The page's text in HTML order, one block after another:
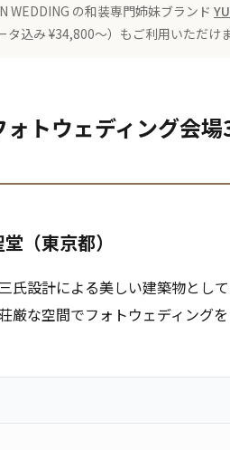
WEDDING の和装専門姉妹ブランド
タ込み ¥34,800〜）もご利用いただけま
トウェディング会場
（東京都）
氏設計による美しい建築物とし
厳な空間でフォトウェディング